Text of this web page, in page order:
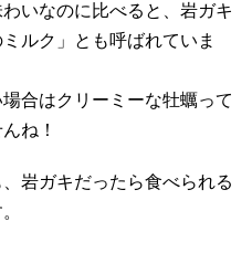
いなのに比べると、岩ガキ
ルク」とも呼ばれていま
合はクリーミーな牡蠣って
ね！
岩ガキだったら食べられる